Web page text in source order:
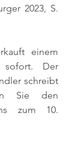
2023, S.
einem
sofort. Der
schreibt
Sie den
zum 10.